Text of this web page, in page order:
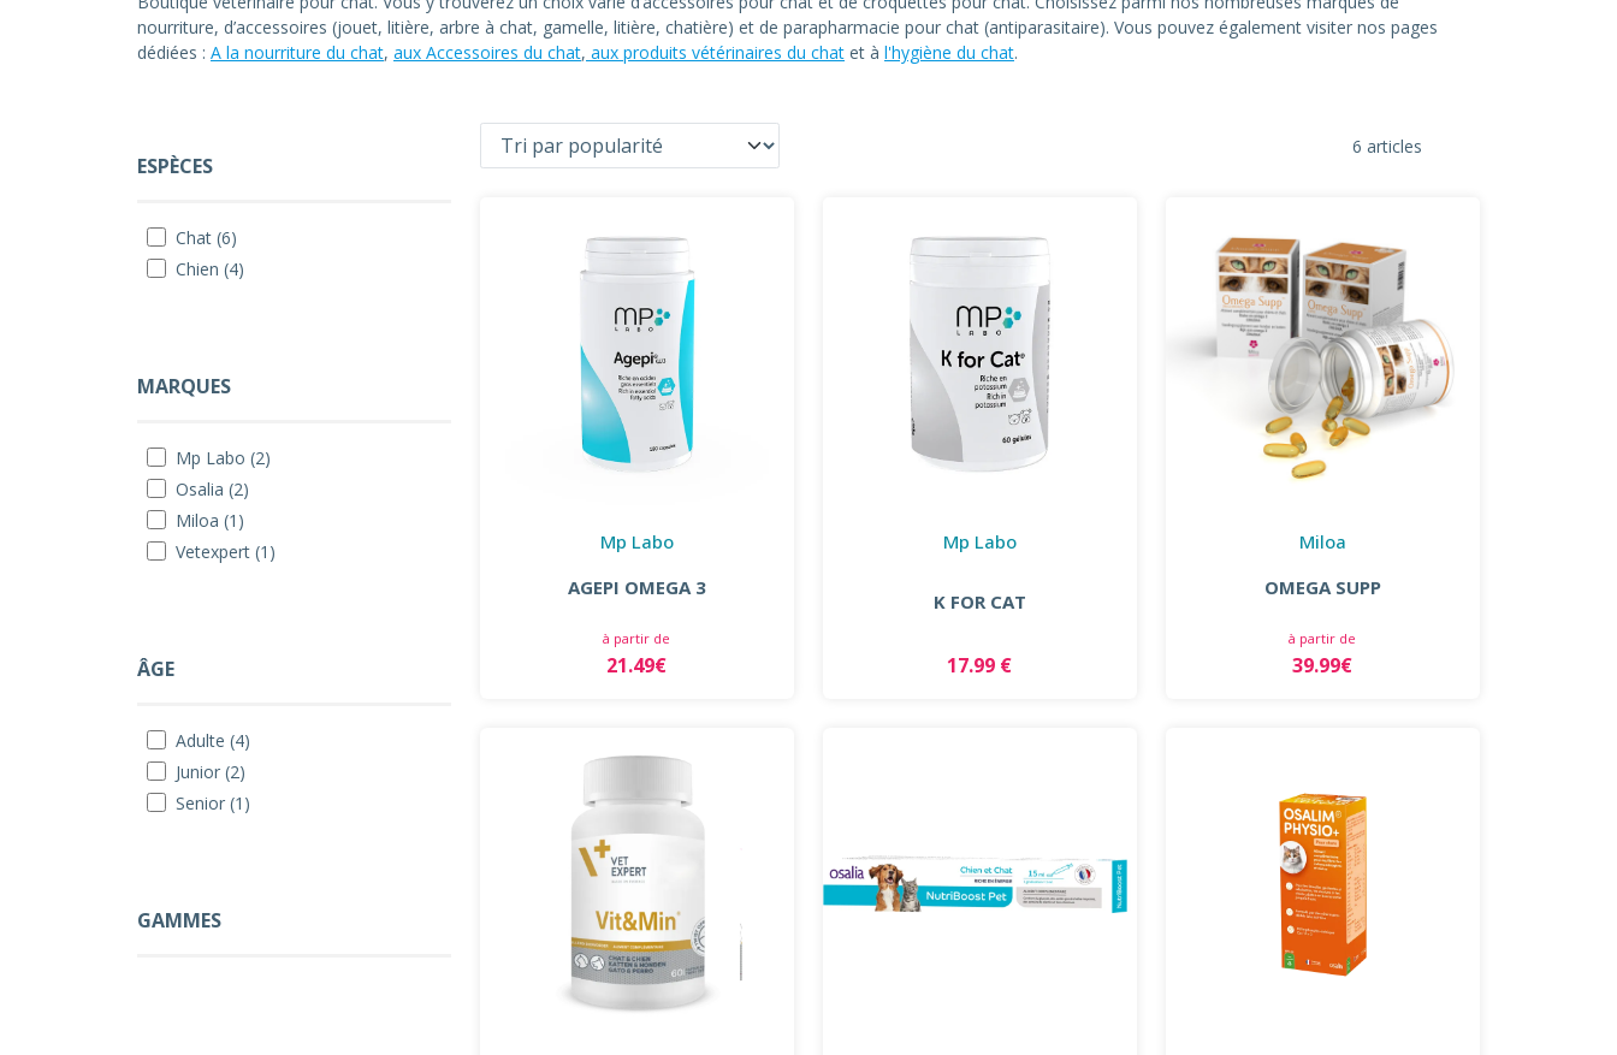
nourriture, d’accessoires (jouet, litière, arbre à chat, gamelle, litière, chatière) et de parapharmacie pour chat (antiparasitaire). Vous pouvez également visiter nos pages
dédiées : A la nourriture du chat, aux Accessoires du chat, aux produits vétérinaires du chat et à l'hygiène du chat.
ESPÈCES
Chat (6)
Chien (4)
MARQUES
Mp Labo (2)
Osalia (2)
Miloa (1)
Vetexpert (1)
ÂGE
Adulte (4)
Junior (2)
Senior (1)
GAMMES
6 articles
Mp Labo
AGEPI OMEGA 3
à partir de
21.49€
Mp Labo
K FOR CAT
17.99 €
Miloa
OMEGA SUPP
à partir de
39.99€